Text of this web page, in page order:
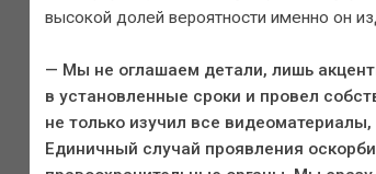
высокой долей вероятности именно он
— Мы не оглашаем детали, лишь
в установленные сроки и провел
не только изучил все
Единичный случай проявления